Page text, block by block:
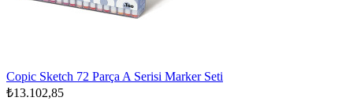
Copic Sketch 72 Parça A Serisi Marker Seti
₺13.102,85